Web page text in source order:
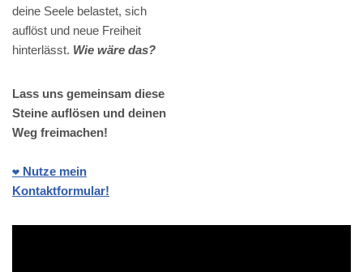
deine Seele belastet, sich
auflöst und neue Freiheit
hinterlässt. Wie wäre das?
Lass uns gemeinsam diese
Steine auflösen und deinen
Weg freimachen!
❤️ Nutze mein
Kontaktformular!